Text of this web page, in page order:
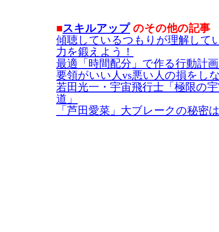
■スキルアップのその他の記事
傾聴しているつもりが理解して
力を鍛えよう！
最適「時間配分」で作る行動計画
要領がいい人vs悪い人の損をし
若田光一・宇宙飛行士「極限の
道」
「芦田愛菜」大ブレークの秘密